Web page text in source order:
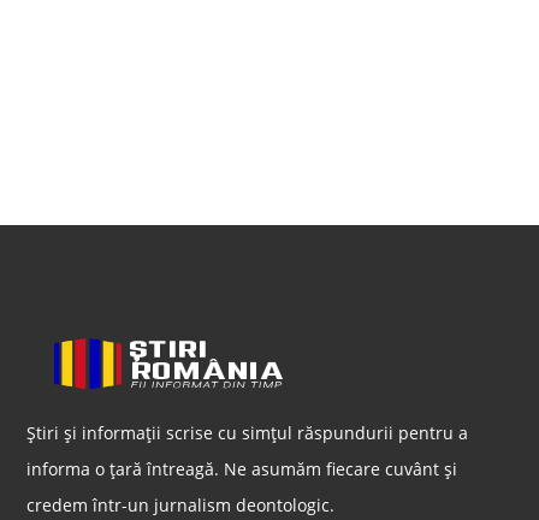
Știri și informații scrise cu simțul răspundurii pentru a
informa o țară întreagă. Ne asumăm fiecare cuvânt și
credem într-un jurnalism deontologic.